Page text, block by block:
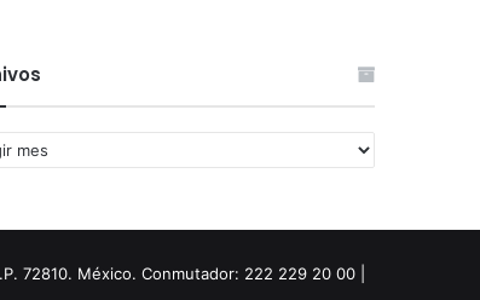
72810. México. Conmutador: 222 229 20 00 |